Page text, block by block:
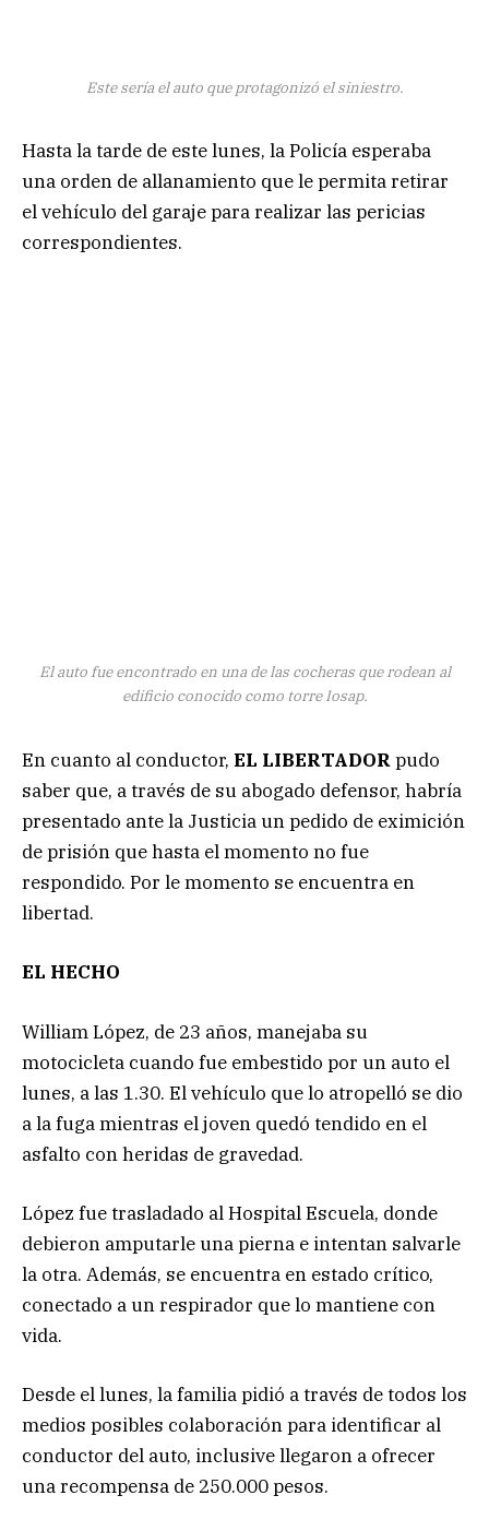
Este sería el auto que protagonizó el siniestro.
Hasta la tarde de este lunes, la Policía esperaba
una orden de allanamiento que le permita retirar
el vehículo del garaje para realizar las pericias
correspondientes.
El auto fue encontrado en una de las cocheras que rodean al
edificio conocido como torre Iosap.
En cuanto al conductor, EL LIBERTADORpudo
saber que, a través de su abogado defensor, habría
presentado ante la Justicia un pedido de eximición
de prisión que hasta el momento no fue
respondido. Por le momento se encuentra en
libertad.
EL HECHO
William López, de 23 años, manejaba su
motocicleta cuando fue embestido por un auto el
lunes, a las 1.30. El vehículo que lo atropelló se dio
a la fuga mientras el joven quedó tendido en el
asfalto con heridas de gravedad.
López fue trasladado al Hospital Escuela, donde
debieron amputarle una pierna e intentan salvarle
la otra. Además, se encuentra en estado crítico,
conectado a un respirador que lo mantiene con
vida.
Desde el lunes, la familia pidió a través de todos los
medios posibles colaboración para identificar al
conductor del auto, inclusive llegaron a ofrecer
una recompensa de 250.000 pesos.